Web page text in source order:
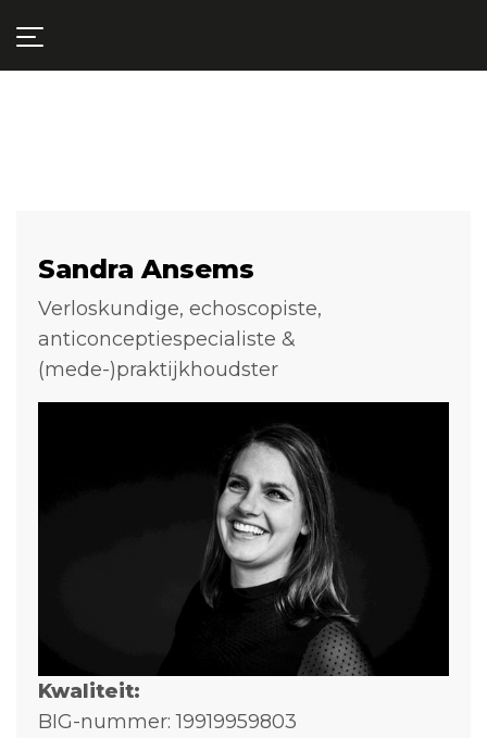
Sandra Ansems
Verloskundige, echoscopiste,
anticonceptiespecialiste &
(mede-)praktijkhoudster
Kwaliteit:
BIG-nummer: 19919959803